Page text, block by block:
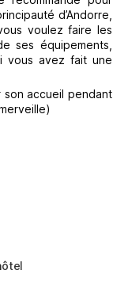
d’Andorre,
voulez faire les
ses équipements,
vous avez fait une
accueil pendant